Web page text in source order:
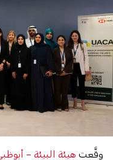
وقَّعتهيئة البيئة – أبوظبي